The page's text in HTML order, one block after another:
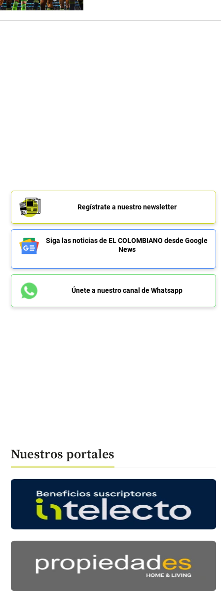
Regístrate a nuestro newsletter
Siga las noticias de EL COLOMBIANO desde Google
News
Únete a nuestro canal de Whatsapp
Nuestros portales